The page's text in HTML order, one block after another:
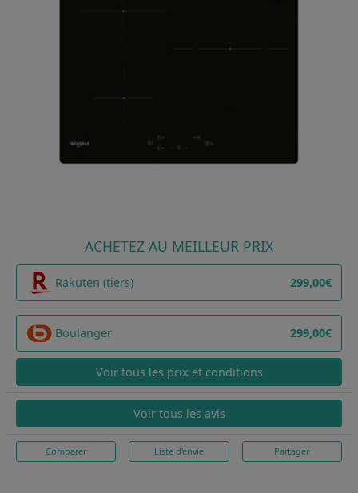
ACHETEZ AU MEILLEUR PRIX
Rakuten (tiers) 299,00€
Boulanger 299,00€
Voir tous les prix et conditions
Voir tous les avis
Comparer Liste d'envie Partager